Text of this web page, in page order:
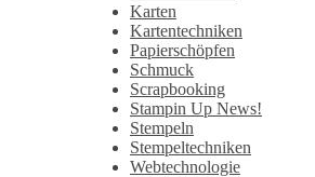
Karten
Kartentechniken
Papierschöpfen
Schmuck
Scrapbooking
Stampin Up News!
Stempeln
Stempeltechniken
Webtechnologie